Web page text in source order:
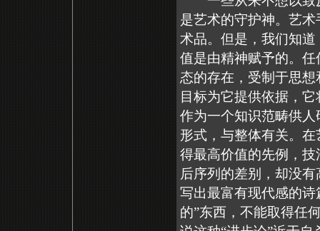
是艺术的守护神。艺
术品。但是，我们知
值是由精神赋予的。
态的存在，受制于思
目标为它提供依据，
作为一个知识范畴供
形式，与整体有关。
得最高价值的先例，
后序列的差别，却没
写出最富有现代感的
的”东西，不能取得任